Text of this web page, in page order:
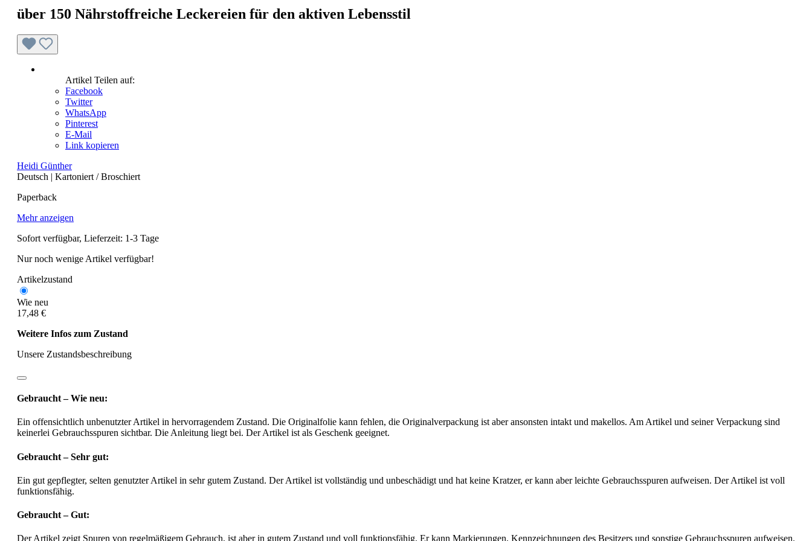
über 150 Nährstoffreiche Leckereien für den aktiven Lebensstil
Artikel Teilen auf:
Facebook
Twitter
WhatsApp
Pinterest
E-Mail
Link kopieren
Heidi Günther
Deutsch | Kartoniert / Broschiert
Paperback
Mehr anzeigen
Sofort verfügbar, Lieferzeit: 1-3 Tage
Nur noch wenige Artikel verfügbar!
Artikelzustand
Wie neu
17,48 €
Weitere Infos zum Zustand
Unsere Zustandsbeschreibung
Gebraucht – Wie neu:
Ein offensichtlich unbenutzter Artikel in hervorragendem Zustand. Die Originalfolie kann fehlen, die Originalverpackung ist aber ansonsten intakt und makellos. Am Artikel und seiner Verpackung sind
keinerlei Gebrauchsspuren sichtbar. Die Anleitung liegt bei. Der Artikel ist als Geschenk geeignet.
Gebraucht – Sehr gut:
Ein gut gepflegter, selten genutzter Artikel in sehr gutem Zustand. Der Artikel ist vollständig und unbeschädigt und hat keine Kratzer, er kann aber leichte Gebrauchsspuren aufweisen. Der Artikel ist voll
funktionsfähig.
Gebraucht – Gut:
Der Artikel zeigt Spuren von regelmäßigem Gebrauch, ist aber in gutem Zustand und voll funktionsfähig. Er kann Markierungen, Kennzeichnungen des Besitzers und sonstige Gebrauchsspuren aufweisen.